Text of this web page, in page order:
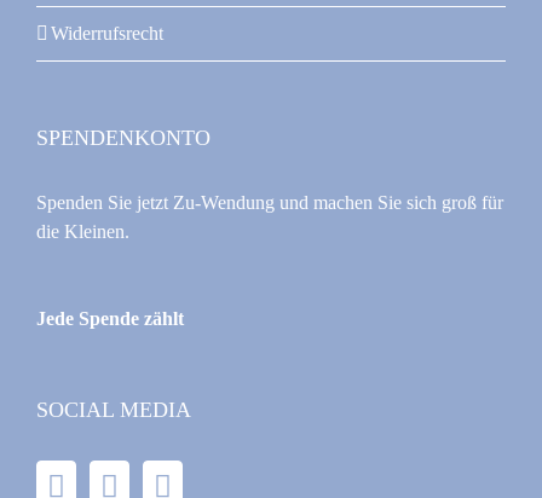
Widerrufsrecht
SPENDENKONTO
Spenden Sie jetzt Zu-Wendung und machen Sie sich groß für
die Kleinen.
Jede Spende zählt
SOCIAL MEDIA